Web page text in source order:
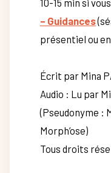
10-15 min si
– Guidances
présentiel ou
Écrit par Mina
Audio : Lu par
(Pseudonyme :
Morph’ose)
Tous droits